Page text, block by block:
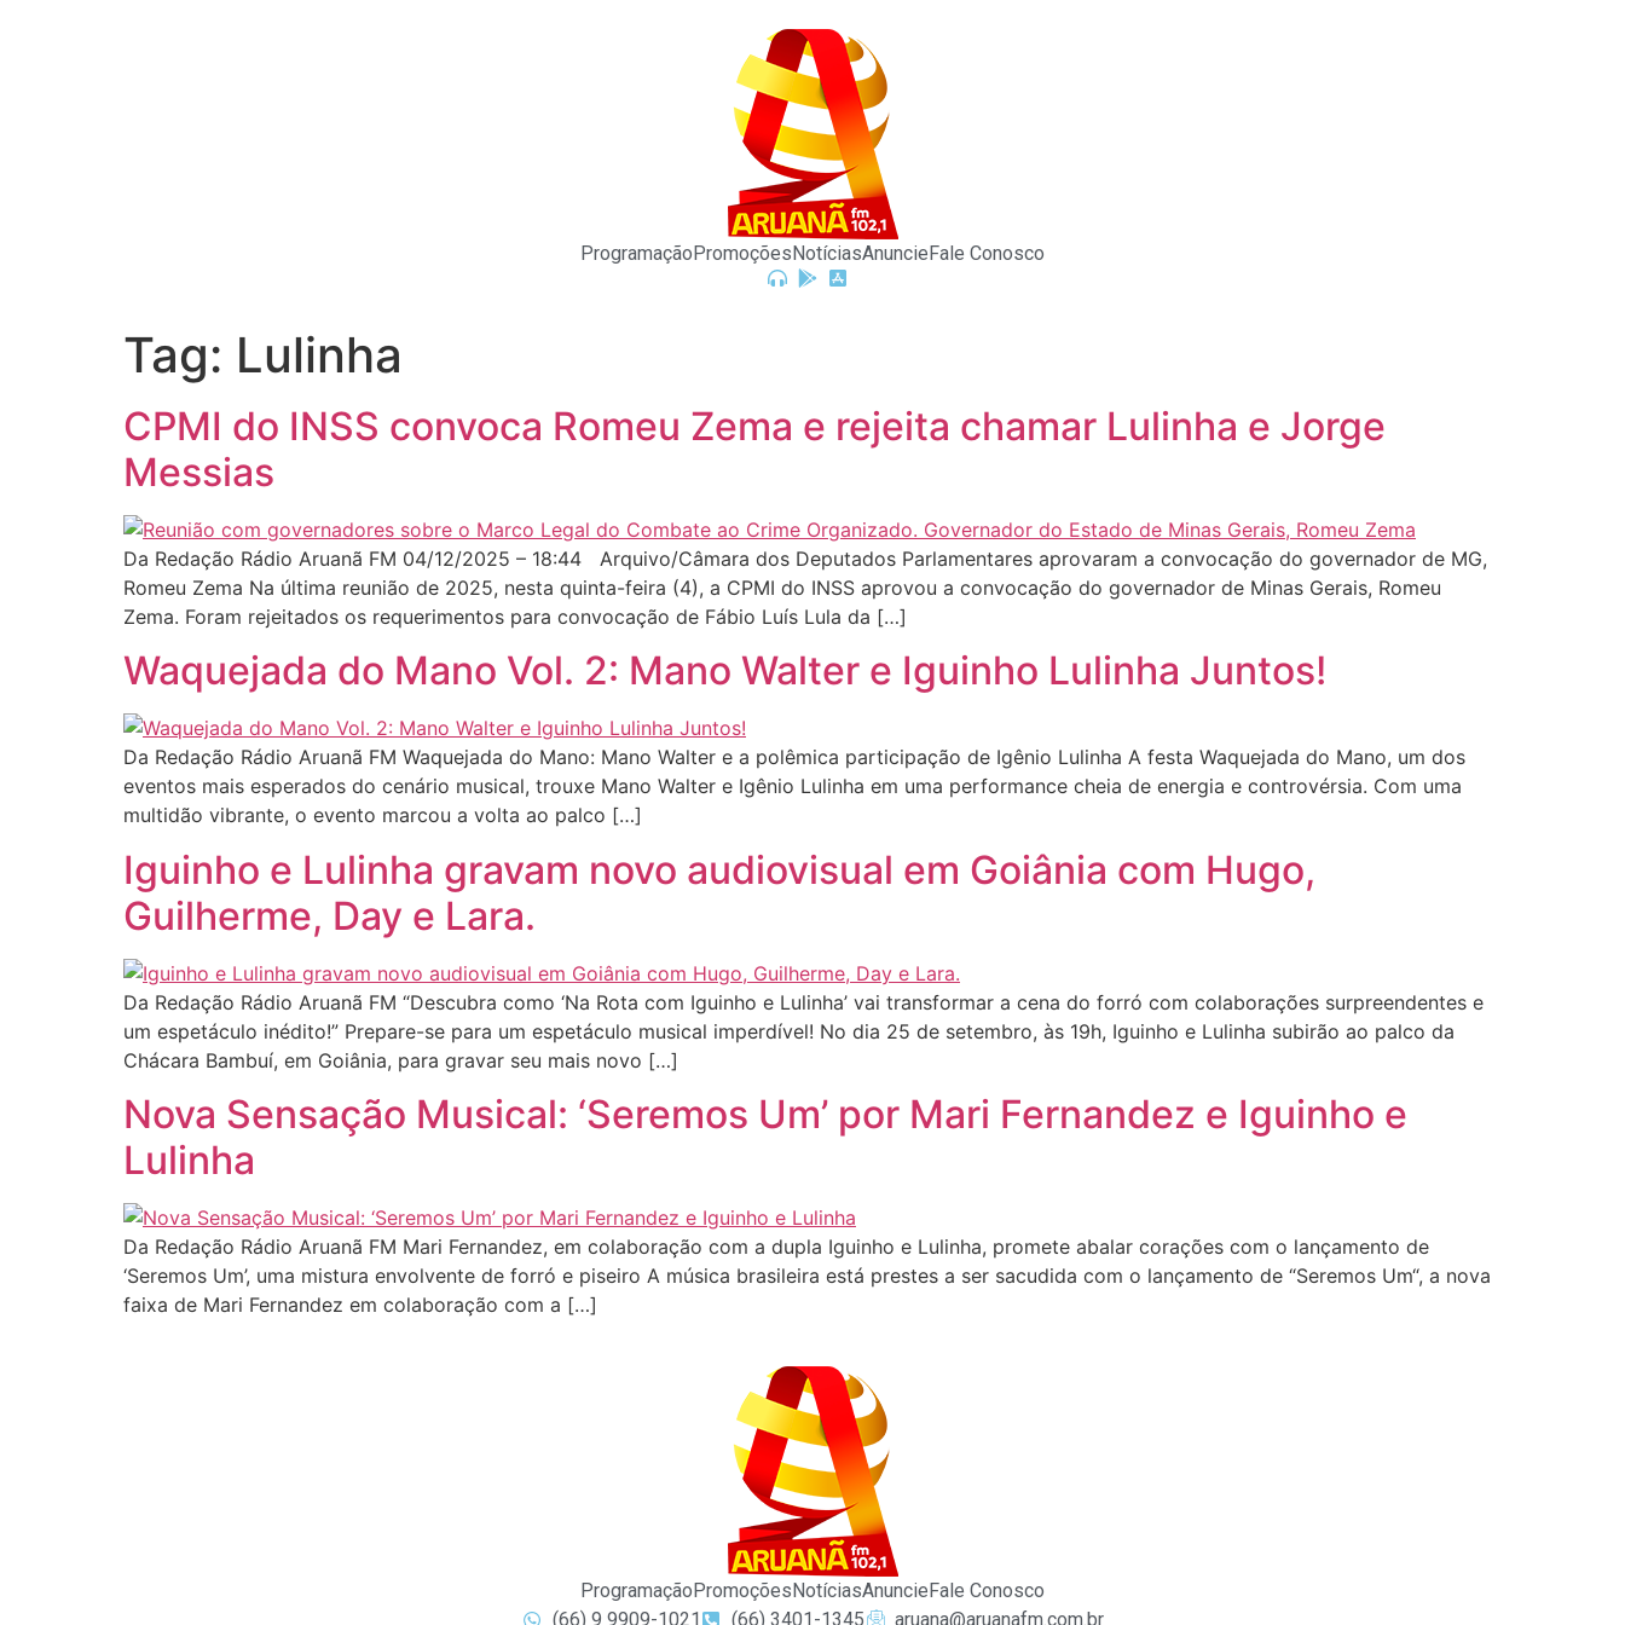
ProgramaçãoPromoçõesNotíciasAnuncieFale Conosco
Tag: Lulinha
CPMI do INSS convoca Romeu Zema e rejeita chamar Lulinha e Jorge
Messias
Da Redação Rádio Aruanã FM 04/12/2025 – 18:44 Arquivo/Câmara dos Deputados Parlamentares aprovaram a convocação do governador de MG,
Romeu Zema Na última reunião de 2025, nesta quinta-feira (4), a CPMI do INSS aprovou a convocação do governador de Minas Gerais, Romeu
Zema. Foram rejeitados os requerimentos para convocação de Fábio Luís Lula da […]
Waquejada do Mano Vol. 2: Mano Walter e Iguinho Lulinha Juntos!
Da Redação Rádio Aruanã FM Waquejada do Mano: Mano Walter e a polêmica participação de Igênio Lulinha A festa Waquejada do Mano, um dos
eventos mais esperados do cenário musical, trouxe Mano Walter e Igênio Lulinha em uma performance cheia de energia e controvérsia. Com uma
multidão vibrante, o evento marcou a volta ao palco […]
Iguinho e Lulinha gravam novo audiovisual em Goiânia com Hugo,
Guilherme, Day e Lara.
Da Redação Rádio Aruanã FM “Descubra como ‘Na Rota com Iguinho e Lulinha’ vai transformar a cena do forró com colaborações surpreendentes e
um espetáculo inédito!” Prepare-se para um espetáculo musical imperdível! No dia 25 de setembro, às 19h, Iguinho e Lulinha subirão ao palco da
Chácara Bambuí, em Goiânia, para gravar seu mais novo […]
Nova Sensação Musical: ‘Seremos Um’ por Mari Fernandez e Iguinho e
Lulinha
Da Redação Rádio Aruanã FM Mari Fernandez, em colaboração com a dupla Iguinho e Lulinha, promete abalar corações com o lançamento de
‘Seremos Um’, uma mistura envolvente de forró e piseiro A música brasileira está prestes a ser sacudida com o lançamento de “Seremos Um“, a nova
faixa de Mari Fernandez em colaboração com a […]
ProgramaçãoPromoçõesNotíciasAnuncieFale Conosco
(66) 9 9909-1021
(66) 3401-1345 aruana@aruanafm.com.br